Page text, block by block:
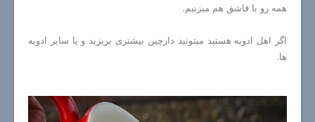
همه رو با قاشق هم میزنیم.
اگر اهل ادویه هستید میتونید دارچین بیشتری بریزید و یا سایر ادویه
ها.